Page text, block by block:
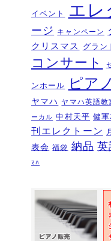
夏のおトクな
１
2026年6月11日
ピアノを購入
いサマーセー
ピアノ・アド
会を実施しま
新入会おめで
しました～～
『ピアノ・ア
ックシリーズ
お知らせ 2026
新型エレクト
イベント エレ
ージ
キャンペーン
クリスマス グラン
コンサート
ンホール ピアノ
ヤマハ ヤマハ英語教
ーカル 中村天平 健
刊エレクトーン
表会 福袋 納品 英
ﾏﾊ